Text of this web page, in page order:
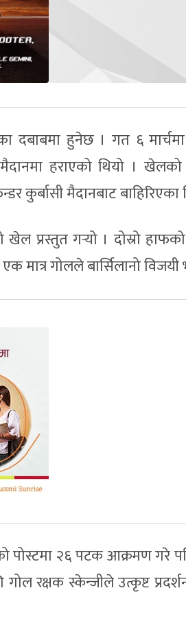
दबाबमा हुनेछ । गत ६
हराएको थियो ।
कुर्बासी मैदानबाट बाहिरिएका
खेल प्रस्तुत गर्‍यो । दोस्रो
मात्र गोलले बार्सिलानो विजयी
पोस्टमा २६ पटक आक्रमण गरे
रक्षक स्केन्जीले उत्कृष्ट